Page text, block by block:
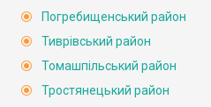
Погребищенський район
Тиврівський район
Томашпільський район
Тростянецький район